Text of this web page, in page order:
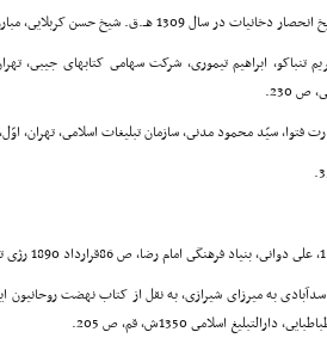
230.
سیّد محمود مدنى، سازمان تبلیغات اسلامى، تهران، اوّل،
اسلامى 1350ش، قم، ص 205.